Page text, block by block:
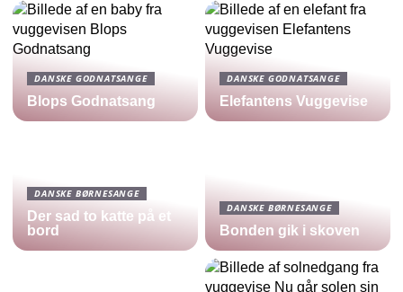
DANSKE GODNATSANGE
Blops Godnatsang
DANSKE GODNATSANGE
Elefantens Vuggevise
DANSKE BØRNESANGE
Der sad to katte på et
bord
DANSKE BØRNESANGE
Bonden gik i skoven